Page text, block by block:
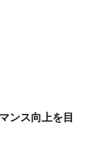
ンス向上を目